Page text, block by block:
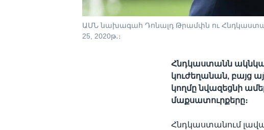
ԱՄՆ նախագահ Դոնալդ Թրամփն ու
25, 2020թ․։
Հնդկաստանն
կուժեղանան, բայց
կողմը նվազեցնի
մաքսատուրքերը։
Հնդկաստանում